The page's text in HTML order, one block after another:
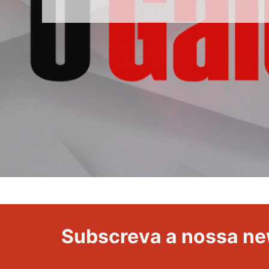
Portugal
Subscreva a nossa